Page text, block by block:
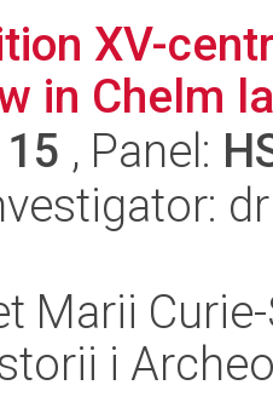
XV-
in Chelm
15 , Panel:
Marii
i